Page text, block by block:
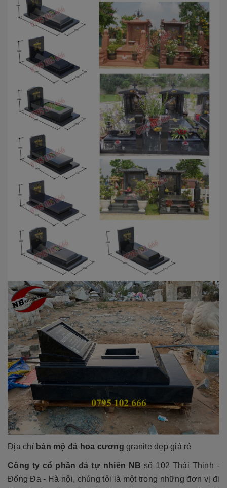
Địa chỉ bán mộ đá hoa cương granite đẹp giá rẻ
Công ty cổ phần đá tự nhiên NB số 102 Thái Thịnh -
Đống Đa - Hà nội, chúng tôi là một trong những đơn vị đi